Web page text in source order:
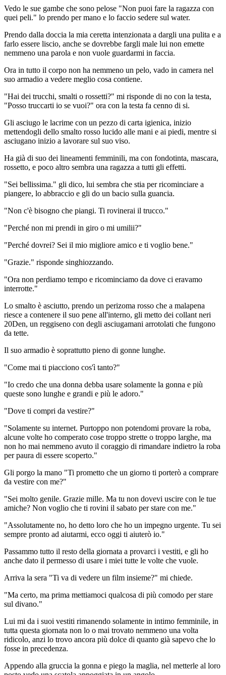
Vedo le sue gambe che sono pelose "Non puoi fare la ragazza con
quei peli." lo prendo per mano e lo faccio sedere sul water.
Prendo dalla doccia la mia ceretta intenzionata a dargli una pulita e a
farlo essere liscio, anche se dovrebbe fargli male lui non emette
nemmeno una parola e non vuole guardarmi in faccia.
Ora in tutto il corpo non ha nemmeno un pelo, vado in camera nel
suo armadio a vedere meglio cosa contiene.
"Hai dei trucchi, smalti o rossetti?" mi risponde di no con la testa,
"Posso truccarti io se vuoi?" ora con la testa fa cenno di si.
Gli asciugo le lacrime con un pezzo di carta igienica, inizio
mettendogli dello smalto rosso lucido alle mani e ai piedi, mentre si
asciugano inizio a lavorare sul suo viso.
Ha già di suo dei lineamenti femminili, ma con fondotinta, mascara,
rossetto, e poco altro sembra una ragazza a tutti gli effetti.
"Sei bellissima." gli dico, lui sembra che stia per ricominciare a
piangere, lo abbraccio e gli do un bacio sulla guancia.
"Non c'è bisogno che piangi. Ti rovinerai il trucco."
"Perché non mi prendi in giro o mi umilii?"
"Perché dovrei? Sei il mio migliore amico e ti voglio bene."
"Grazie." risponde singhiozzando.
"Ora non perdiamo tempo e ricominciamo da dove ci eravamo
interrotte."
Lo smalto è asciutto, prendo un perizoma rosso che a malapena
riesce a contenere il suo pene all'interno, gli metto dei collant neri
20Den, un reggiseno con degli asciugamani arrotolati che fungono
da tette.
Il suo armadio è soprattutto pieno di gonne lunghe.
"Come mai ti piacciono cos'ì tanto?"
"Io credo che una donna debba usare solamente la gonna e più
queste sono lunghe e grandi e più le adoro."
"Dove ti compri da vestire?"
"Solamente su internet. Purtoppo non potendomi provare la roba,
alcune volte ho comperato cose troppo strette o troppo larghe, ma
non ho mai nemmeno avuto il coraggio di rimandare indietro la roba
per paura di essere scoperto."
Gli porgo la mano "Ti prometto che un giorno ti porterò a comprare
da vestire con me?"
"Sei molto genile. Grazie mille. Ma tu non dovevi uscire con le tue
amiche? Non voglio che ti rovini il sabato per stare con me."
"Assolutamente no, ho detto loro che ho un impegno urgente. Tu sei
sempre pronto ad aiutarmi, ecco oggi ti aiuterò io."
Passammo tutto il resto della giornata a provarci i vestiti, e gli ho
anche dato il permesso di usare i miei tutte le volte che vuole.
Arriva la sera "Ti va di vedere un film insieme?" mi chiede.
"Ma certo, ma prima mettiamoci qualcosa di più comodo per stare
sul divano."
Lui mi da i suoi vestiti rimanendo solamente in intimo femminile, in
tutta questa giornata non lo o mai trovato nemmeno una volta
ridicolo, anzi lo trovo ancora più dolce di quanto già sapevo che lo
fosse in precedenza.
Appendo alla gruccia la gonna e piego la maglia, nel metterle al loro